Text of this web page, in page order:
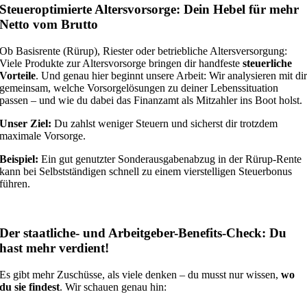
Steueroptimierte Altersvorsorge: Dein Hebel für mehr
Netto vom Brutto
Ob Basisrente (Rürup), Riester oder betriebliche Altersversorgung:
Viele Produkte zur Altersvorsorge bringen dir handfestesteuerliche
Vorteile. Und genau hier beginnt unsere Arbeit: Wir analysieren mit dir
gemeinsam, welche Vorsorgelösungen zu deiner Lebenssituation
passen – und wie du dabei das Finanzamt als Mitzahler ins Boot holst.
Unser Ziel: Du zahlst weniger Steuern und sicherst dir trotzdem
maximale Vorsorge.
Beispiel: Ein gut genutzter Sonderausgabenabzug in der Rürup-Rente
kann bei Selbstständigen schnell zu einem vierstelligen Steuerbonus
führen.
Der staatliche- und Arbeitgeber-Benefits-Check: Du
hast mehr verdient!
Es gibt mehr Zuschüsse, als viele denken – du musst nur wissen,wo
du sie findest. Wir schauen genau hin: